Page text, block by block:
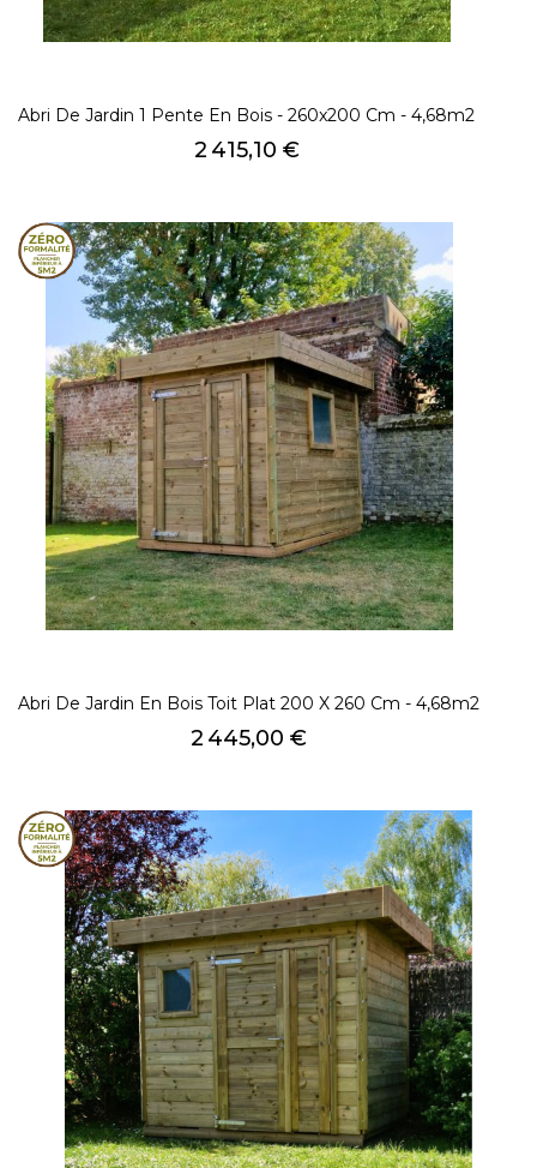
Abri De Jardin 1 Pente En Bois - 260x200 Cm - 4,68m2
Prix
2 415,10 €
Abri De Jardin En Bois Toit Plat 200 X 260 Cm - 4,68m2
Prix
2 445,00 €